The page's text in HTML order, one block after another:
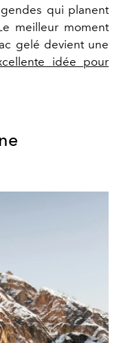
qui planent
meilleur moment
gelé devient une
idée pour